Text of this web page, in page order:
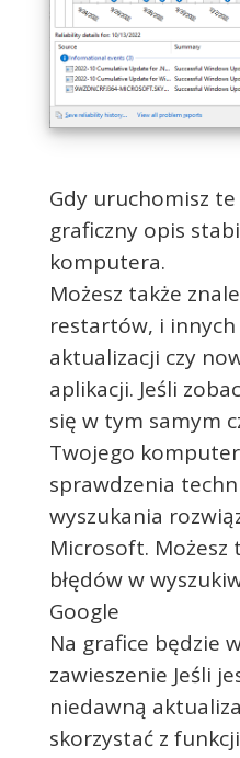
Gdy uruchomisz
graficzny opis
komputera.
Możesz także
restartów, i
aktualizacji czy
aplikacji. Jeśli
się w tym samym
Twojego
sprawdzenia
wyszukania
Microsoft. Możesz
błędów w
Google
Na grafice będzie
zawieszenie Jeśli
niedawną
skorzystać z funkcji